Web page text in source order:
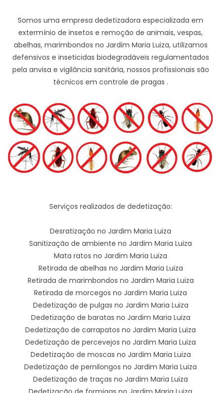
Somos uma empresa dedetizadora especializada em
extermínio de insetos e remoção de animais, vespas,
abelhas, marimbondos no Jardim Maria Luiza, utilizamos
defensivos e inseticidas biodegradáveis regulamentados
pela anvisa e vigilância sanitária, nossos profissionais são
técnicos em controle de pragas .
Serviços realizados de dedetização:
Desratização no Jardim Maria Luiza
Sanitização de ambiente no Jardim Maria Luiza
Mata ratos no Jardim Maria Luiza
Retirada de abelhas no Jardim Maria Luiza
Retirada de marimbondos no Jardim Maria Luiza
Retirada de morcegos no Jardim Maria Luiza
Dedetização de pulgas no Jardim Maria Luiza
Dedetização de baratas no Jardim Maria Luiza
Dedetização de carrapatos no Jardim Maria Luiza
Dedetização de percevejos no Jardim Maria Luiza
Dedetização de moscas no Jardim Maria Luiza
Dedetização de pernilongos no Jardim Maria Luiza
Dedetização de traças no Jardim Maria Luiza